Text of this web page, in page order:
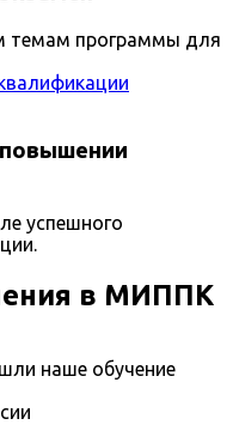
темам программы для
успешного
в МИППК
наше обучение